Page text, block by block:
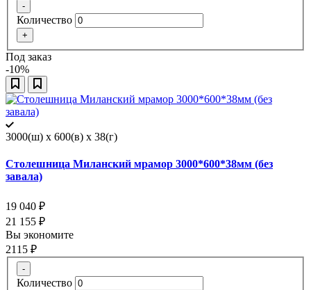
-
Количество
+
Под заказ
-10%
3000(ш) x 600(в) x 38(г)
Столешница Миланский мрамор 3000*600*38мм (без
завала)
19 040 ₽
21 155 ₽
Вы экономите
2115 ₽
-
Количество